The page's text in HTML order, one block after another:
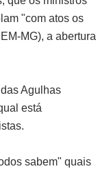
"com atos os
MG), a abertura
Agulhas
está
sabem" quais